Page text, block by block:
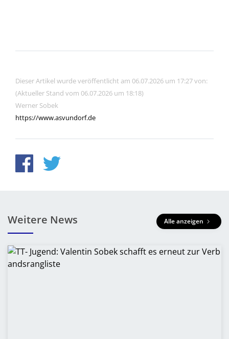
Dieser Artikel wurde veröffentlicht am 06.07.2026 um 17:27 von:
(Aktueller Stand vom 06.07.2026 um 18:18)
Werner Sobek
https://www.asvundorf.de
Weitere News Alle anzeigen